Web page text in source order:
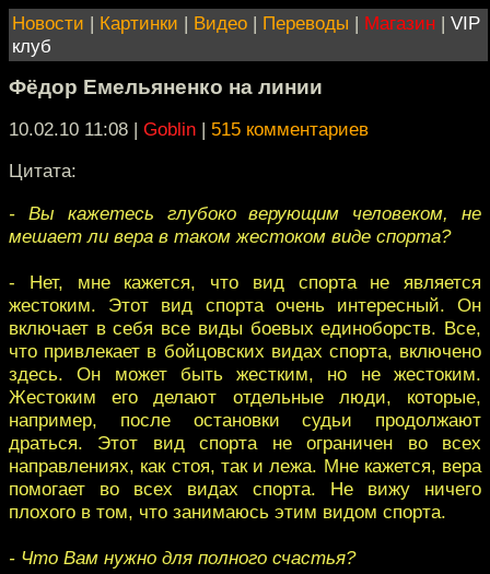
Новости | Картинки | Видео | Переводы | Магазин | VIP
клуб
Фёдор Емельяненко на линии
10.02.10 11:08 | Goblin | 515 комментариев
Цитата:
- Вы кажетесь глубоко верующим человеком, не
мешает ли вера в таком жестоком виде спорта?
- Нет, мне кажется, что вид спорта не является
жестоким. Этот вид спорта очень интересный. Он
включает в себя все виды боевых единоборств. Все,
что привлекает в бойцовских видах спорта, включено
здесь. Он может быть жестким, но не жестоким.
Жестоким его делают отдельные люди, которые,
например, после остановки судьи продолжают
драться. Этот вид спорта не ограничен во всех
направлениях, как стоя, так и лежа. Мне кажется, вера
помогает во всех видах спорта. Не вижу ничего
плохого в том, что занимаюсь этим видом спорта.
- Что Вам нужно для полного счастья?